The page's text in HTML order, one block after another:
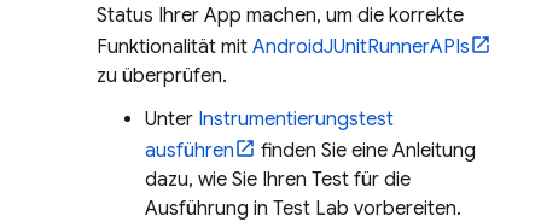
Status Ihrer App machen, um die korrekte
Funktionalität mit AndroidJUnitRunnerAPIs
zu überprüfen.
Unter Instrumentierungstest
ausführen
finden Sie eine Anleitung
dazu, wie Sie Ihren Test für die
Ausführung in Test Lab vorbereiten.